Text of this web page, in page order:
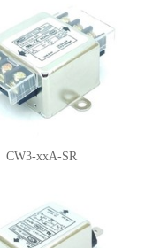
CW3-xxA-SR